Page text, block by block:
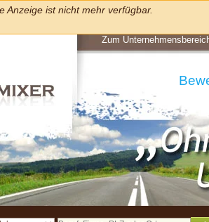
Anzeige ist nicht mehr verfügbar.
Zum